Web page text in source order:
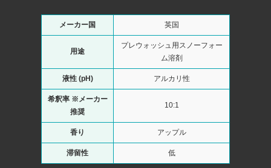
メーカー国 英国
用途
プレウォッシュ用スノーフォー
ム溶剤
液性 (pH) アルカリ性
希釈率 ※メーカー
推奨
10:1
香り アップル
滞留性 低